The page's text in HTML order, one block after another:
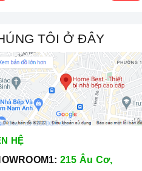
TÔI Ở ĐÂY
HỆ
215 Âu Cơ,